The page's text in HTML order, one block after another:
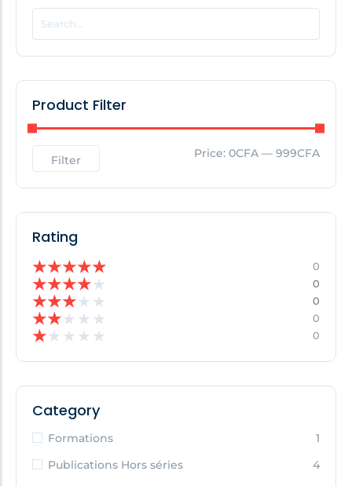
POPULAR THIS WEEK
No Posts Found!
No Posts Found!
Product Filter
Filter Price: 0CFA — 999CFA
Rating
★★★★★ 0
★★★★★ 0
★★★★ ★ 0
★★★ ★ ★ 0
★★ ★ ★ ★ 0
Category
Formations
1
Publications Hors séries
4